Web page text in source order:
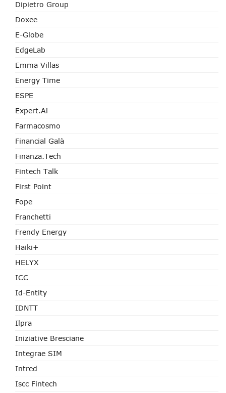
Dipietro Group
Doxee
E-Globe
EdgeLab
Emma Villas
Energy Time
ESPE
Expert.ai
Farmacosmo
Financial Galà
Finanza.tech
Fintech Talk
First Point
Fope
Franchetti
Frendy Energy
Haiki+
HELYX
ICC
Id-Entity
IDNTT
Ilpra
Iniziative Bresciane
Integrae SIM
Intred
Iscc Fintech